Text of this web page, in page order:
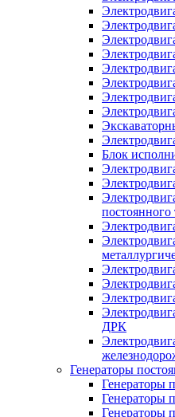
Блок
ДРК
Генераторы
Генераторы
Генераторы
Генераторы